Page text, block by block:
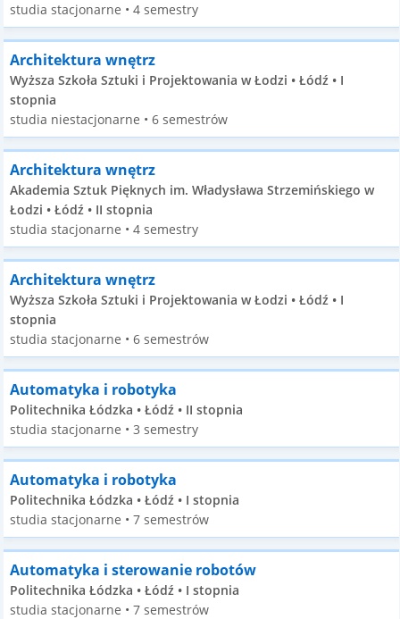
studia stacjonarne • 4 semestry
Architektura wnętrz
Wyższa Szkoła Sztuki i Projektowania w Łodzi • Łódź • I
stopnia
studia niestacjonarne • 6 semestrów
Architektura wnętrz
Akademia Sztuk Pięknych im. Władysława Strzemińskiego w
Łodzi • Łódź • II stopnia
studia stacjonarne • 4 semestry
Architektura wnętrz
Wyższa Szkoła Sztuki i Projektowania w Łodzi • Łódź • I
stopnia
studia stacjonarne • 6 semestrów
Automatyka i robotyka
Politechnika Łódzka • Łódź • II stopnia
studia stacjonarne • 3 semestry
Automatyka i robotyka
Politechnika Łódzka • Łódź • I stopnia
studia stacjonarne • 7 semestrów
Automatyka i sterowanie robotów
Politechnika Łódzka • Łódź • I stopnia
studia stacjonarne • 7 semestrów